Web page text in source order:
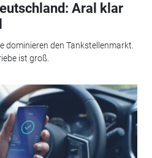
Aral klar
dominieren den Tankstellenmarkt.
ist groß.